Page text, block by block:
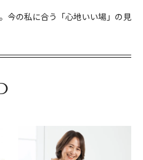
今の私に合う「心地いい場」の見